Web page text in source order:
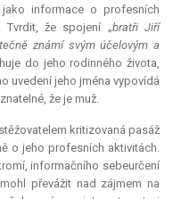
informace o profesních
Tvrdit, že spojení „bratři Jiří
známí svým účelovým a
do jeho rodinného života,
uvedení jeho jména vypovídá
že je muž.
kritizovaná pasáž
o jeho profesních aktivitách.
informačního sebeurčení
převážit nad zájmem na